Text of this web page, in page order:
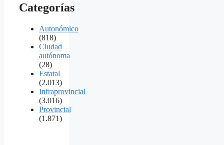
Categorías
Autonómico
(818)
Ciudad
autónoma
(28)
Estatal
(2.013)
Infraprovincial
(3.016)
Provincial
(1.871)